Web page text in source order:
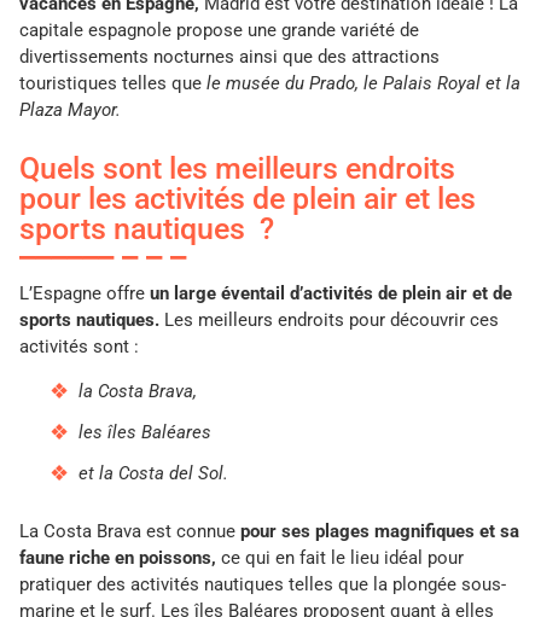
capitale espagnole propose une grande variété de
divertissements nocturnes ainsi que des attractions
touristiques telles que le musée du Prado, le Palais Royal et la
Plaza Mayor.
Quels sont les meilleurs endroits
pour les activités de plein air et les
sports nautiques ?
L’Espagne offre un large éventail d’activités de plein air et de
sports nautiques. Les meilleurs endroits pour découvrir ces
activités sont :
la Costa Brava,
les îles Baléares
et la Costa del Sol.
La Costa Brava est connue pour ses plages magnifiques et sa
faune riche en poissons, ce qui en fait le lieu idéal pour
pratiquer des activités nautiques telles que la plongée sous-
marine et le surf. Les îles Baléares proposent quant à elles